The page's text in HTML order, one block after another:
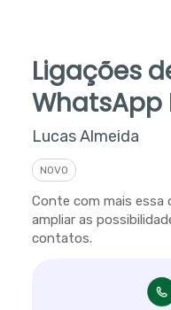
Ligações
WhatsApp
Lucas Almeida
NOVO
Conte com mais essa
ampliar as
contatos.